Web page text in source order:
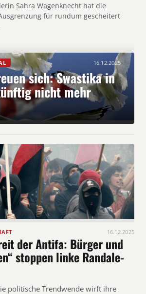
Sahra Wagenknecht hat die
für rundum gescheitert
16.12.2025
sich: Swastika in
nicht mehr
16.12.2025
der Antifa: Bürger und
stoppen linke Randale-
politische Trendwende wirft ihre